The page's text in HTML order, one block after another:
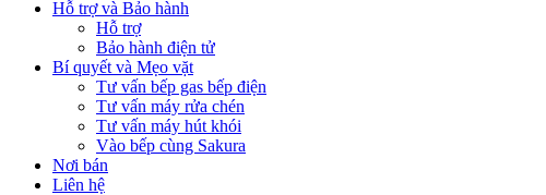
Hỗ trợ và Bảo hành
Hỗ trợ
Bảo hành điện tử
Bí quyết và Mẹo vặt
Tư vấn bếp gas bếp điện
Tư vấn máy rửa chén
Tư vấn máy hút khói
Vào bếp cùng Sakura
Nơi bán
Liên hệ